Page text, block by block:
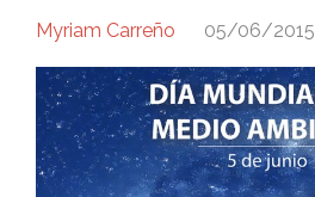
Myriam Carreño 05/06/2015